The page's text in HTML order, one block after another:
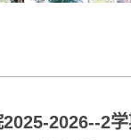
2025-2026--2